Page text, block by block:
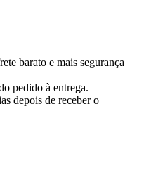
barato e mais segurança
pedido à entrega.
depois de receber o